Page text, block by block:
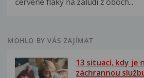
MOHLO BY VÁS ZAJÍMAT
13 situací, kdy je
záchrannou